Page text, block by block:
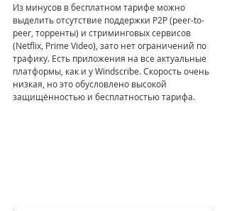
Из минусов в бесплатном тарифе можно
выделить отсутствие поддержки P2P (peer-to-
peer, торренты) и стриминговых сервисов
(Netflix, Prime Video), зато нет ограничений по
трафику. Есть приложения на все актуальные
платформы, как и у Windscribe. Скорость очень
низкая, но это обусловлено высокой
защищённостью и бесплатностью тарифа.